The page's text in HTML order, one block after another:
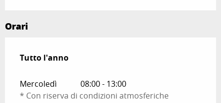
Orari
Tutto l'anno
Tutto l'anno
Mercoledì
08:00 - 13:00
* Con riserva di condizioni atmosferiche